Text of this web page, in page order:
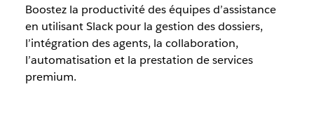
Boostez la productivité des équipes d’assistance
en utilisant Slack pour la gestion des dossiers,
l’intégration des agents, la collaboration,
l’automatisation et la prestation de services
premium.